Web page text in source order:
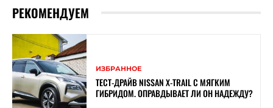
РЕКОМЕНДУЕМ
ИЗБРАННОЕ
ТЕСТ-ДРАЙВ NISSAN X-TRAIL С МЯГКИМ
ГИБРИДОМ. ОПРАВДЫВАЕТ ЛИ ОН НАДЕЖДУ?